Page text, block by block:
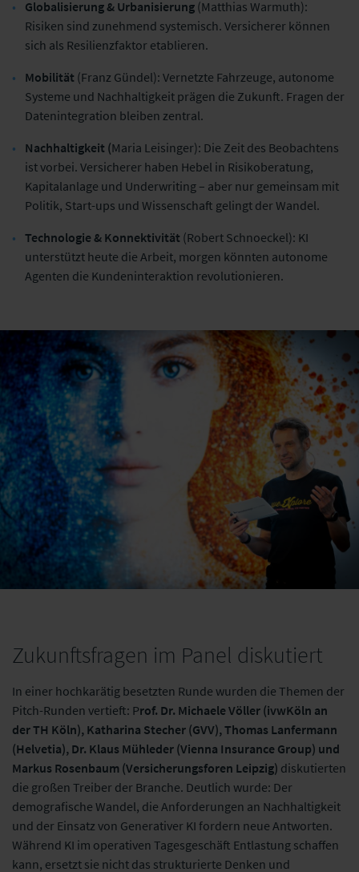
Globalisierung & Urbanisierung (Matthias Warmuth):
Risiken sind zunehmend systemisch. Versicherer können
sich als Resilienzfaktor etablieren.
Mobilität (Franz Gündel): Vernetzte Fahrzeuge, autonome
Systeme und Nachhaltigkeit prägen die Zukunft. Fragen der
Datenintegration bleiben zentral.
Nachhaltigkeit (Maria Leisinger): Die Zeit des Beobachtens
ist vorbei. Versicherer haben Hebel in Risikoberatung,
Kapitalanlage und Underwriting – aber nur gemeinsam mit
Politik, Start-ups und Wissenschaft gelingt der Wandel.
Technologie & Konnektivität (Robert Schnoeckel): KI
unterstützt heute die Arbeit, morgen könnten autonome
Agenten die Kundeninteraktion revolutionieren.
Zukunftsfragen im Panel diskutiert
In einer hochkarätig besetzten Runde wurden die Themen der
Pitch-Runden vertieft: Prof. Dr. Michaele Völler (ivwKöln an
der TH Köln), Katharina Stecher (GVV), Thomas Lanfermann
(Helvetia), Dr. Klaus Mühleder (Vienna Insurance Group) und
Markus Rosenbaum (Versicherungsforen Leipzig) diskutierten
die großen Treiber der Branche. Deutlich wurde: Der
demografische Wandel, die Anforderungen an Nachhaltigkeit
und der Einsatz von Generativer KI fordern neue Antworten.
Während KI im operativen Tagesgeschäft Entlastung schaffen
kann, ersetzt sie nicht das strukturierte Denken und